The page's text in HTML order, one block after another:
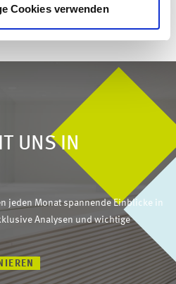
Cookies verwenden
UNS IN
jeden Monat spannende Einblicke in
Analysen und wichtige